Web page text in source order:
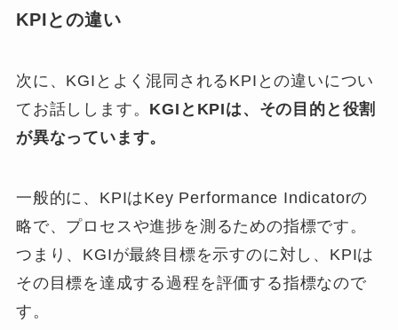
KPIとの違い
次に、KGIとよく混同されるKPIとの違いについ
てお話しします。 KGIとKPIは、その目的と役割
が異なっています。
一般的に、KPIはKey Performance Indicatorの
略で、プロセスや進捗を測るための指標です。
つまり、KGIが最終目標を示すのに対し、KPIは
その目標を達成する過程を評価する指標なので
す。